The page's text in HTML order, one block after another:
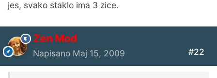
jes, svako staklo ima 3 zice.
Zen Mod
Napisano Maj 15, 2009 #22